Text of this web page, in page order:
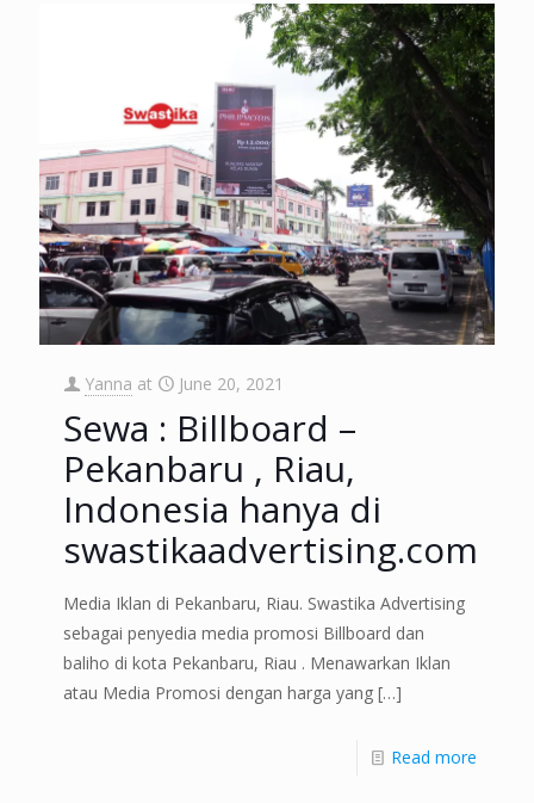
Yanna at June 20, 2021
Sewa : Billboard –
Pekanbaru , Riau,
Indonesia hanya di
swastikaadvertising.com
Media Iklan di Pekanbaru, Riau. Swastika Advertising
sebagai penyedia media promosi Billboard dan
baliho di kota Pekanbaru, Riau . Menawarkan Iklan
atau Media Promosi dengan harga yang […]
Read more